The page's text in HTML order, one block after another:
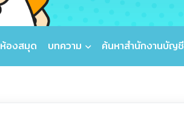
ห้องสมุด บทความ ค้นหาสำนักงานบัญชี